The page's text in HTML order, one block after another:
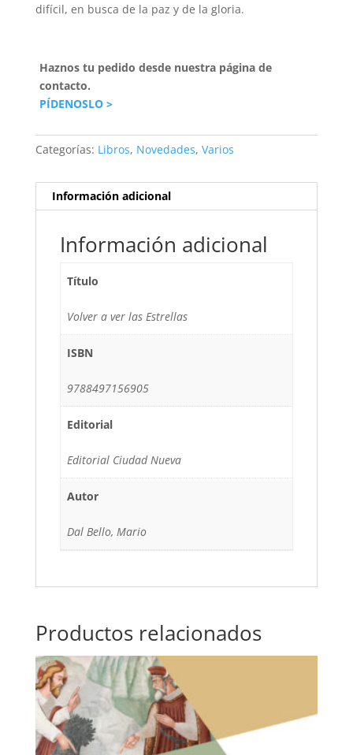
difícil, en busca de la paz y de la gloria.
Haznos tu pedido desde nuestra página de
contacto.
PÍDENOSLO >
Categorías: Libros, Novedades, Varios
Información adicional
Información adicional
Título
Volver a ver las Estrellas
ISBN
9788497156905
Editorial
Editorial Ciudad Nueva
Autor
Dal Bello, Mario
Productos relacionados